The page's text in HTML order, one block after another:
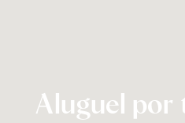
Aluguel por